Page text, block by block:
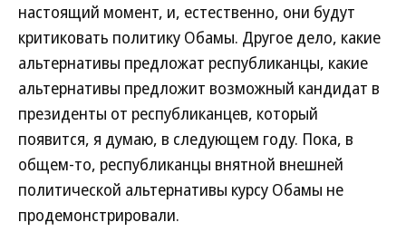
настоящий момент, и, естественно, они будут
критиковать политику Обамы. Другое дело, какие
альтернативы предложат республиканцы, какие
альтернативы предложит возможный кандидат в
президенты от республиканцев, который
появится, я думаю, в следующем году. Пока, в
общем-то, республиканцы внятной внешней
политической альтернативы курсу Обамы не
продемонстрировали.